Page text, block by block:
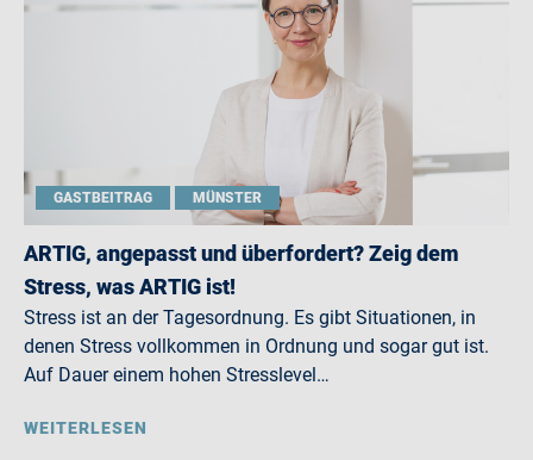
GASTBEITRAG MÜNSTER
ARTIG, angepasst und überfordert? Zeig dem
Stress, was ARTIG ist!
Stress ist an der Tagesordnung. Es gibt Situationen, in
denen Stress vollkommen in Ordnung und sogar gut ist.
Auf Dauer einem hohen Stresslevel…
WEITERLESEN